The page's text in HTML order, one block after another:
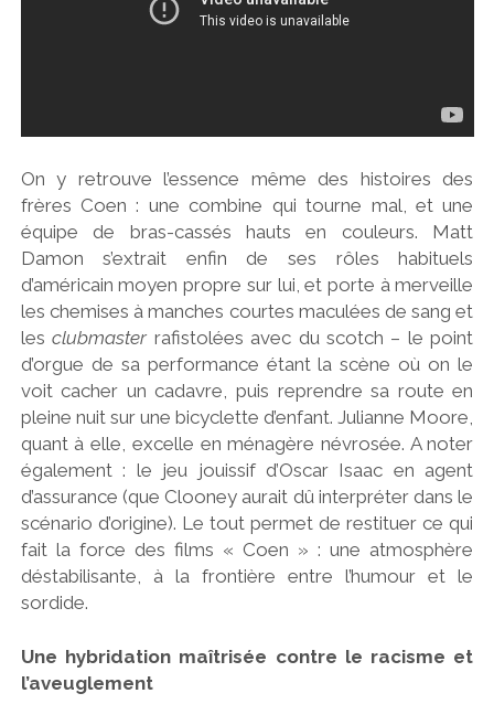
On y retrouve l’essence même des histoires des
frères Coen : une combine qui tourne mal, et une
équipe de bras-cassés hauts en couleurs. Matt
Damon s’extrait enfin de ses rôles habituels
d’américain moyen propre sur lui, et porte à merveille
les chemises à manches courtes maculées de sang et
lesclubmaster rafistolées avec du scotch – le point
d’orgue de sa performance étant la scène où on le
voit cacher un cadavre, puis reprendre sa route en
pleine nuit sur une bicyclette d’enfant. Julianne Moore,
quant à elle, excelle en ménagère névrosée. A noter
également : le jeu jouissif d’Oscar Isaac en agent
d’assurance (que Clooney aurait dû interpréter dans le
scénario d’origine). Le tout permet de restituer ce qui
fait la force des films « Coen » : une atmosphère
déstabilisante, à la frontière entre l’humour et le
sordide.
Une hybridation maîtrisée contre le racisme et
l’aveuglement